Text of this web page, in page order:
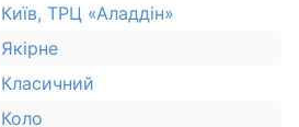
Київ, ТРЦ «Аладдін»
Якірне
Класичний
Коло